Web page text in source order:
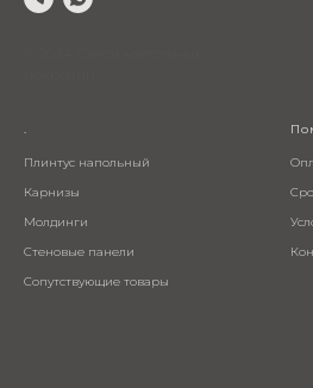
.
Плинтус напольный
Карнизы
Молдинги
Стеновые панели
Сопутствующие товары